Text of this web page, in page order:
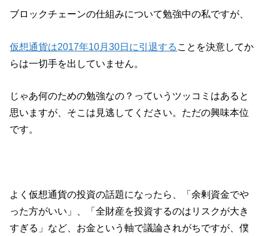
ブロックチェーンの仕組みについて勉強中の私ですが、
仮想通貨は2017年10月30日に引退する ことを決意してか
らは一切手を出していません。
じゃあ何のための勉強なの？っていうツッコミはあると
思いますが、そこは見逃してください。ただの興味本位
です。
よく仮想通貨の投資の話題になったら、「余剰資金でや
った方がいい」、「全財産を投資するのはリスクが大き
すぎる」など、お金という軸で議論されがちですが、僕